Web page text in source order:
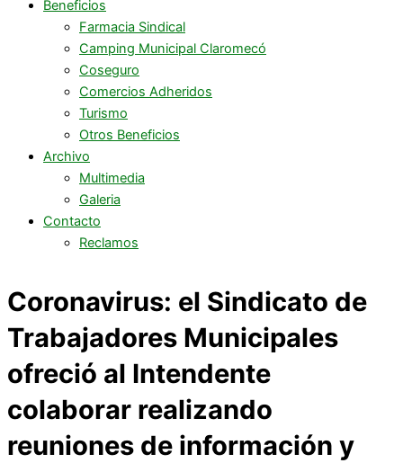
Beneficios
Farmacia Sindical
Camping Municipal Claromecó
Coseguro
Comercios Adheridos
Turismo
Otros Beneficios
Archivo
Multimedia
Galeria
Contacto
Reclamos
Coronavirus: el Sindicato de
Trabajadores Municipales
ofreció al Intendente
colaborar realizando
reuniones de información y